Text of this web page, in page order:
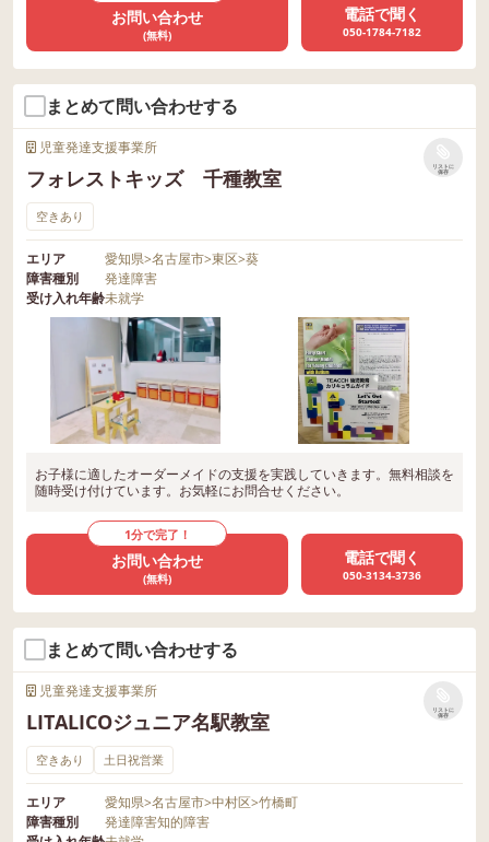
お問い合わせ
(無料)
電話で聞く
050-1784-7182
まとめて問い合わせする
児童発達支援事業所
フォレストキッズ 千種教室
リストに
保存
空きあり
エリア 愛知県>名古屋市>東区>葵
障害種別
発達障害
受け入れ年齢未就学
お子様に適したオーダーメイドの支援を実践していきます。無料相談を
随時受け付けています。お気軽にお問合せください。
1分で完了！
お問い合わせ
(無料)
電話で聞く
050-3134-3736
まとめて問い合わせする
児童発達支援事業所
LITALICOジュニア名駅教室
リストに
保存
空きあり 土日祝営業
エリア 愛知県>名古屋市>中村区>竹橋町
障害種別
発達障害知的障害